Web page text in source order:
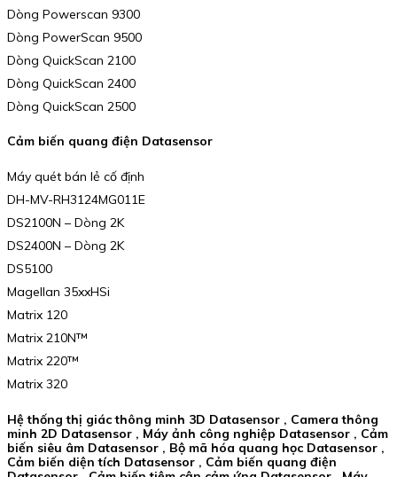
Dòng Powerscan 9300
Dòng PowerScan 9500
Dòng QuickScan 2100
Dòng QuickScan 2400
Dòng QuickScan 2500
Cảm biến quang điện Datasensor
Máy quét bán lẻ cố định
DH-MV-RH3124MG011E
DS2100N – Dòng 2K
DS2400N – Dòng 2K
DS5100
Magellan 35xxHSi
Matrix 120
Matrix 210N™
Matrix 220™
Matrix 320
Hệ thống thị giác thông minh 3D Datasensor , Camera thông
minh 2D Datasensor , Máy ảnh công nghiệp Datasensor , Cảm
biến siêu âm Datasensor , Bộ mã hóa quang học Datasensor ,
Cảm biến diện tích Datasensor , Cảm biến quang điện